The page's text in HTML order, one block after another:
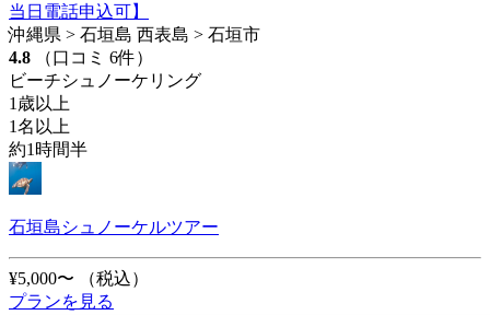
当日電話申込可】
沖縄県 > 石垣島 西表島 > 石垣市
4.8
（口コミ 6件）
ビーチシュノーケリング
1歳以上
1名以上
約1時間半
石垣島シュノーケルツアー
¥5,000〜
（税込）
プランを見る